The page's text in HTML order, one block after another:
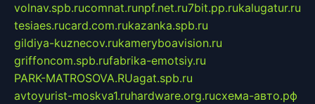
volnav.spb.rucomnat.runpf.net.ru7bit.pp.rukalugatur.ru
tesiaes.rucard.com.rukazanka.spb.ru
gildiya-kuznecov.rukameryboavision.ru
griffoncom.spb.rufabrika-emotsiy.ru
PARK-MATROSOVA.RUagat.spb.ru
avtoyurist-moskva1.ruhardware.org.ruсхема-авто.рф